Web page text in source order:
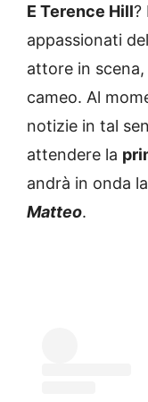
E Terence Hill?
appassionati
attore in
cameo. Al
notizie in tal
attendere la
andrà in onda
Matteo.